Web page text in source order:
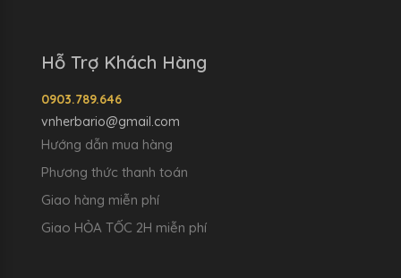
Hỗ Trợ Khách Hàng
0903.789.646
vnherbario@gmail.com
Hướng dẫn mua hàng
Phương thức thanh toán
Giao hàng miễn phí
Giao HỎA TỐC 2H miễn phí